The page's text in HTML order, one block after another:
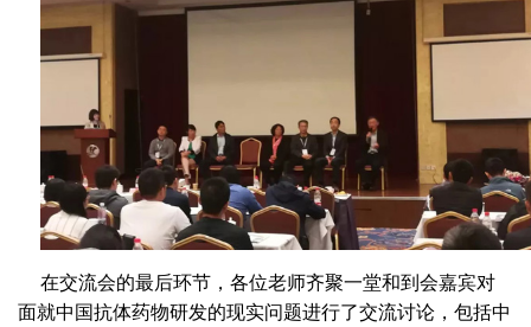
在交流会的最后环节，各位老师齐聚一堂和到会嘉宾对
面就中国抗体药物研发的现实问题进行了交流讨论，包括中